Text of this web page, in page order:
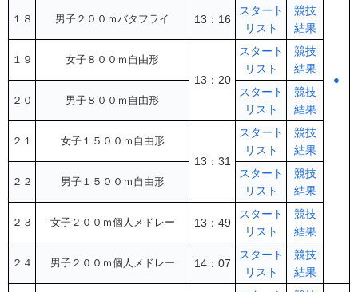
●
１８ 男子２００ｍバタフライ 13：16
スタート
リスト
競技
結果
１９ 女子８００ｍ自由形
13：20
スタート
リスト
競技
結果
２０ 男子８００ｍ自由形
スタート
リスト
競技
結果
２１ 女子１５００ｍ自由形
13：31
スタート
リスト
競技
結果
２２ 男子１５００ｍ自由形
スタート
リスト
競技
結果
２３ 女子２００ｍ個人メドレー 13：49
スタート
リスト
競技
結果
２４ 男子２００ｍ個人メドレー 14：07
スタート
リスト
競技
結果